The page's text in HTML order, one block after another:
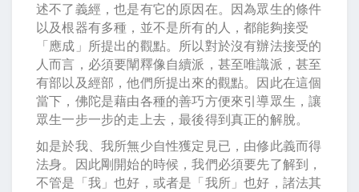
述不了義經，也是有它的原因在。因為眾生的條件
以及根器有多種，並不是所有的人，都能夠接受
「應成」所提出的觀點。所以對於沒有辦法接受的
人而言，必須要闡釋像自續派，甚至唯識派，甚至
有部以及經部，他們所提出來的觀點。因此在這個
當下，佛陀是藉由各種的善巧方便來引導眾生，讓
眾生一步一步的走上去，最後得到真正的解脫。
如是於我、我所無少自性獲定見已，由修此義而得
法身。因此剛開始的時候，我們必須要先了解到，
不管是「我」也好，或者是「我所」也好，諸法其